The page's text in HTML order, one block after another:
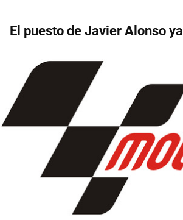
El puesto de Javier Alonso